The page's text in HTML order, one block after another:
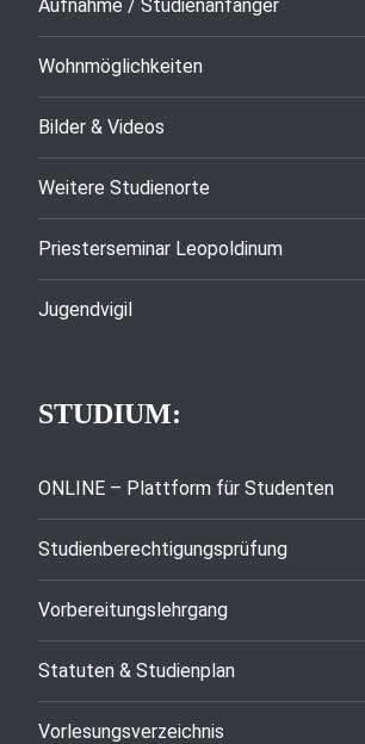
Aufnahme / Studienanfänger
Wohnmöglichkeiten
Bilder & Videos
Weitere Studienorte
Priesterseminar Leopoldinum
Jugendvigil
STUDIUM:
ONLINE – Plattform für Studenten
Studienberechtigungsprüfung
Vorbereitungslehrgang
Statuten & Studienplan
Vorlesungsverzeichnis